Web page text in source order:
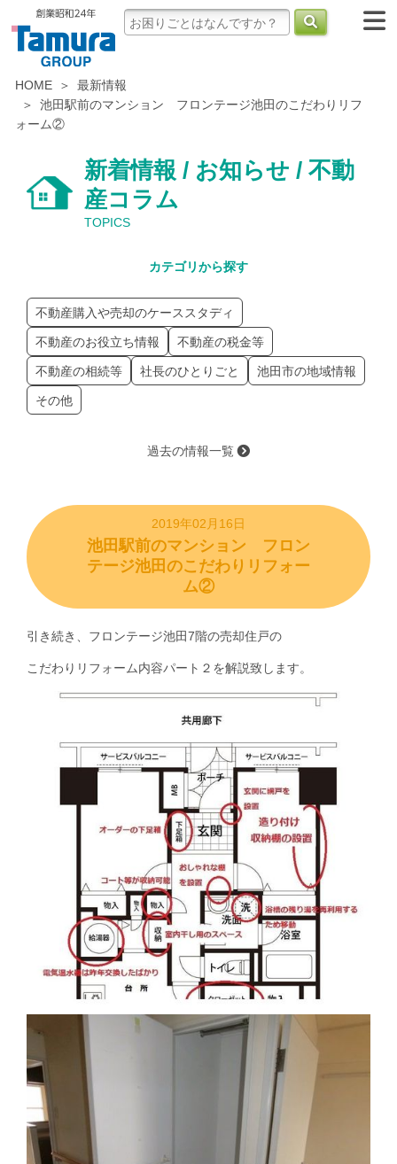
HOME
最新情報
池田駅前のマンション フロンテージ池田のこだわりリフ
ォーム②
新着情報 / お知らせ / 不動
産コラム
TOPICS
カテゴリから探す
不動産購入や売却のケーススタディ
不動産のお役立ち情報 不動産の税金等
不動産の相続等 社長のひとりごと 池田市の地域情報
その他
過去の情報一覧
2019年02月16日
池田駅前のマンション フロン
テージ池田のこだわりリフォー
ム②
引き続き、 フロンテージ池田7階の売却住戸の
こだわりリフォーム内容パート２を解説致します。